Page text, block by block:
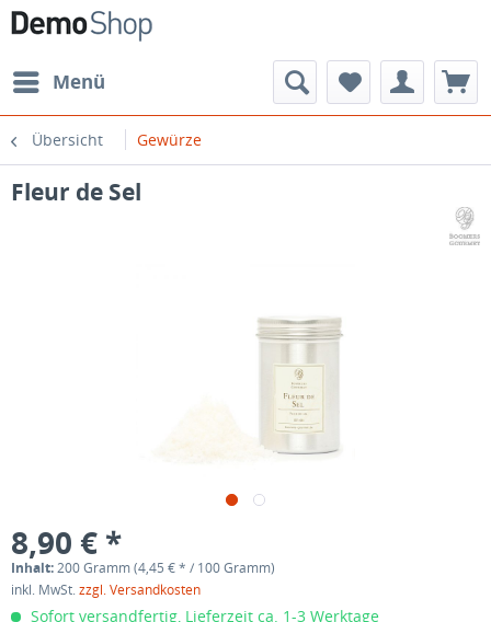
Menü
Übersicht Gewürze
Fleur de Sel
8,90 € *
Inhalt:200 Gramm (4,45 € * / 100 Gramm)
inkl. MwSt.zzgl. Versandkosten
Sofort versandfertig, Lieferzeit ca. 1-3 Werktage